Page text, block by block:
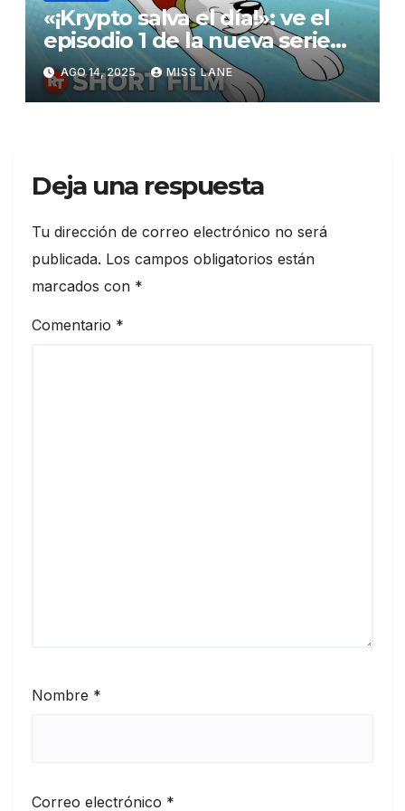
«¡Krypto salva el día!»: ve el
episodio 1 de la nueva serie
animada de cortos de Krypto
AGO 14, 2025 MISS LANE
Deja una respuesta
Tu dirección de correo electrónico no será
publicada. Los campos obligatorios están
marcados con *
Comentario *
Nombre *
Correo electrónico *